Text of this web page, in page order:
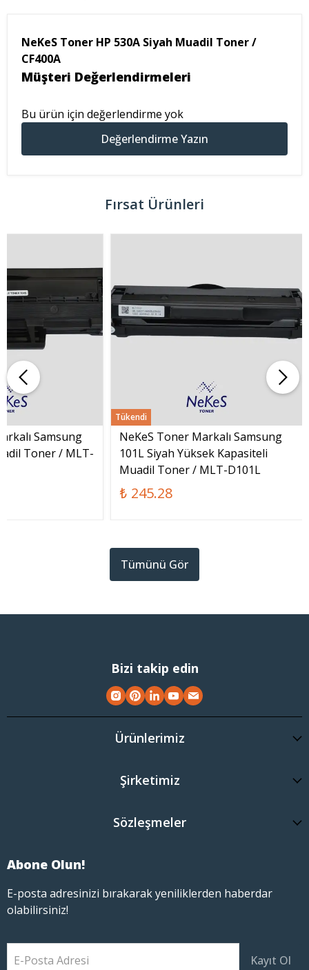
NeKeS Toner HP 530A Siyah Muadil Toner /
CF400A
Müşteri Değerlendirmeleri
Bu ürün için değerlendirme yok
Değerlendirme Yazın
Fırsat Ürünleri
Samsung
Toner / MLT-
Tükendi
NeKeS Toner Markalı Samsung
101L Siyah Yüksek Kapasiteli
Muadil Toner / MLT-D101L
₺ 245.28
Tümünü Gör
Bizi takip edin
Ürünlerimiz
Şirketimiz
Sözleşmeler
Abone Olun!
E-posta adresinizi bırakarak yeniliklerden haberdar
olabilirsiniz!
E-Posta Adresi Kayıt Ol